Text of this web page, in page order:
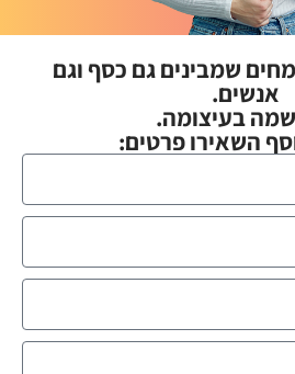
שמבינים גם כסף וגם
אנשים.
בעיצומה.
השאירו פרטים: